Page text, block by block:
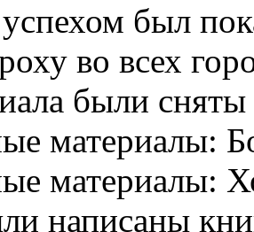
был
во всех
были
материалы:
материалы:
написаны